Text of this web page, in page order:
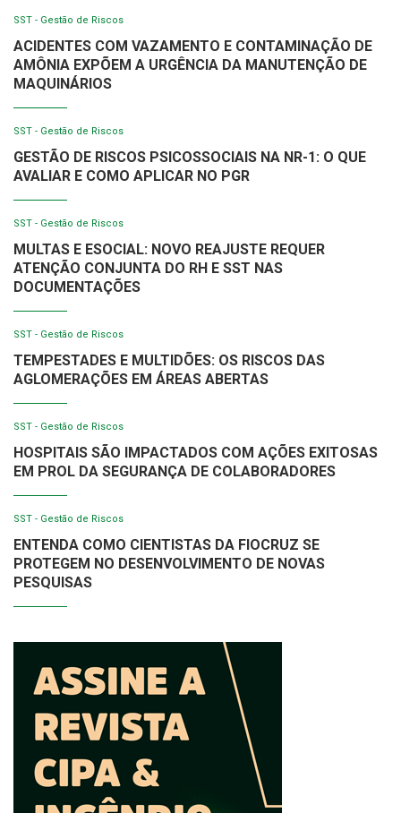
SST - Gestão de Riscos
ACIDENTES COM VAZAMENTO E CONTAMINAÇÃO DE
AMÔNIA EXPÕEM A URGÊNCIA DA MANUTENÇÃO DE
MAQUINÁRIOS
SST - Gestão de Riscos
GESTÃO DE RISCOS PSICOSSOCIAIS NA NR-1: O QUE
AVALIAR E COMO APLICAR NO PGR
SST - Gestão de Riscos
MULTAS E ESOCIAL: NOVO REAJUSTE REQUER
ATENÇÃO CONJUNTA DO RH E SST NAS
DOCUMENTAÇÕES
SST - Gestão de Riscos
TEMPESTADES E MULTIDÕES: OS RISCOS DAS
AGLOMERAÇÕES EM ÁREAS ABERTAS
SST - Gestão de Riscos
HOSPITAIS SÃO IMPACTADOS COM AÇÕES EXITOSAS
EM PROL DA SEGURANÇA DE COLABORADORES
SST - Gestão de Riscos
ENTENDA COMO CIENTISTAS DA FIOCRUZ SE
PROTEGEM NO DESENVOLVIMENTO DE NOVAS
PESQUISAS